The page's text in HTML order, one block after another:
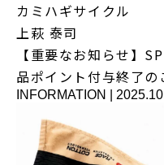
カミハギサイクル
上萩 泰司
【重要なお知らせ】
品ポイント付与終了
INFORMATION